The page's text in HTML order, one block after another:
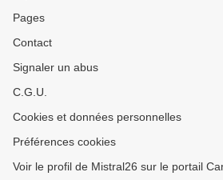
Pages
Contact
Signaler un abus
C.G.U.
Cookies et données personnelles
Préférences cookies
Voir le profil de Mistral26 sur le portail